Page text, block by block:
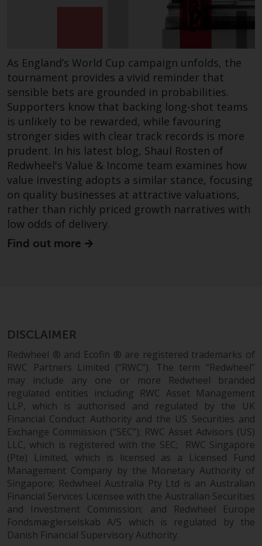
Meinungen auf dieser Website
(oder denen seiner verbundenen
Unternehmen) geäußert, und
diese können sich ohne
Vorankündigung ändern.
Redwheel ist nicht verpflichtet,
Informationen zu aktualisieren,
und Leser sollten sich bei einer
Anlageentscheidung nicht
ausschließlich auf die auf dieser
Website enthaltenen
Informationen verlassen.
Haftung
Obwohl Redwheel bestrebt ist,
Redwheel keine Gewaehr noch
eines ihrer verbundenen
Unternehmen die
Angemessenheit, Genauigkeit
oder Vollständigkeit dieser
Informationen und übernehmen
keine Haftung, die sich aus dem
Vertrauen auf Ungenauigkeiten,
Auslassung in, oder Verwendung
von oder Vertrauen auf die
Informationen auf dieser Website
ergibt.
Datenschutz und Privatsphäre
As England’s World Cup campaign unfolds, the
tournament provides a vivid reminder that
sensible bets are grounded in probabilities.
Supporters know that backing long-shot teams
is unlikely to be rewarded, while favouring
stronger sides with clear track records is more
prudent. In his latest blog, Shaul Rosten of
Redwheel's Value & Income team examines how
value investing adopts a similar stance, focusing
on quality businesses at attractive valuations,
rather than richly priced growth narratives with
low odds of delivery.
Find out more
DISCLAIMER
Redwheel ® and Ecofin ® are registered trademarks of
RWC Partners Limited (“RWC”). The term “Redwheel”
may include any one or more Redwheel branded
regulated entities including RWC Asset Management
LLP, which is authorised and regulated by the UK
Financial Conduct Authority and the US Securities and
Exchange Commission (“SEC”); RWC Asset Advisors (US)
LLC, which is registered with the SEC; RWC Singapore
(Pte) Limited, which is licensed as a Licensed Fund
Management Company by the Monetary Authority of
Singapore; Redwheel Australia Pty Ltd is an Australian
Financial Services Licensee with the Australian Securities
and Investment Commission; and Redwheel Europe
Fondsmæglerselskab A/S which is regulated by the
Danish Financial Supervisory Authority.